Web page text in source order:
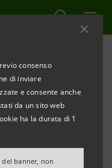
consenso
di inviare
e consente anche
da un sito web
ha la durata di 1
banner, non
FINANZIARIO
sono riuniti oggi,